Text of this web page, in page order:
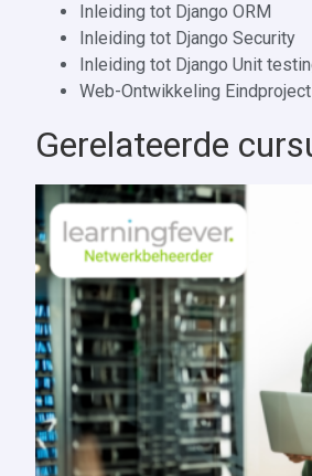
Inleiding tot Django ORM
Inleiding tot Django Security
Inleiding tot Django Unit
Web-Ontwikkeling Eindproject
Gerelateerde